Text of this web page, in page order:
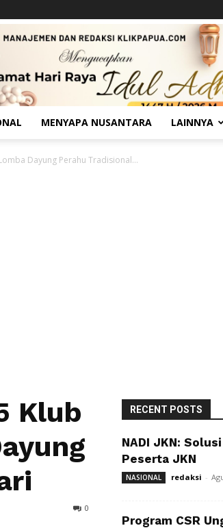
MENYAPA NUSANTARA LAINNYA
Dayung Perahu Tradisional...
Klub
0
RECENT POSTS
NADI JKN:
Peserta JKN
NASIONAL redaksi -
Program CSR